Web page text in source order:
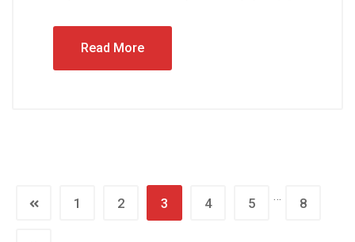
Read More
1 2 3 4 5 … 8